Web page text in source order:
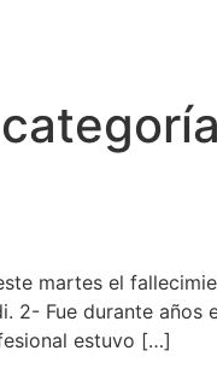
martes el
2- Fue durante
estuvo […]